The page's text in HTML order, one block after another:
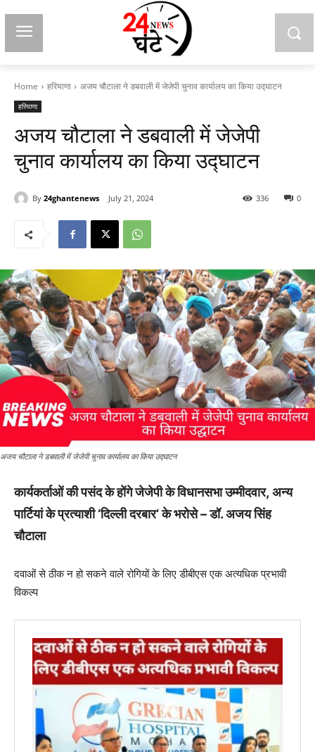
Home हरियाणा अजय चौटाला ने डबवाली में जेजेपी चुनाव कार्यालय का किया उद्घाटन
हरियाणा
अजय चौटाला ने डबवाली में जेजेपी
चुनाव कार्यालय का किया उद्घाटन
By 24ghantenews July 21, 2024 0
336
अजय चौटाला ने डबवाली में जेजेपी चुनाव कार्यालय का किया उद्घाटन
कार्यकर्ताओं की पसंद के होंगे जेजेपी के विधानसभा उम्मीदवार, अन्य
पार्टियां के प्रत्याशी‘दिल्ली दरबार‘के भरोसे – डॉ. अजय सिंह
चौटाला
दवाओं से ठीक न हो सकने वाले रोगियों के लिए डीबीएस एक अत्यधिक प्रभावी
विकल्प